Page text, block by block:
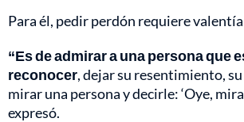
Para él, pedir perdón requiere
“Es de admirar a una persona que
reconocer, dejar su resentimiento, su
mirar una persona y decirle: ‘Oye,
expresó.